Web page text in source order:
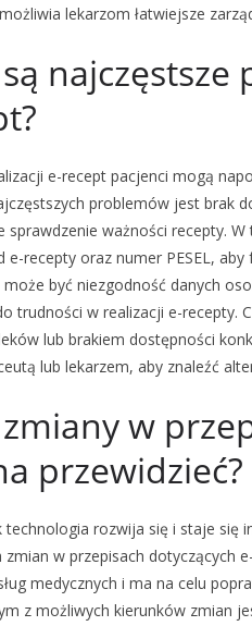
lekarzom łatwiejsze
są
e-recept pacjenci mogą
problemów jest brak
sprawdzenie ważności recepty.
e-recepty oraz numer PESEL,
być niezgodność danych
trudności w realizacji e-recepty.
lub brakiem dostępności
lub lekarzem, aby znaleźć
zmiany w
przewidzieć?
technologia rozwija się i staje się
zmian w przepisach dotyczących
medycznych i ma na celu
z możliwych kierunków zmian